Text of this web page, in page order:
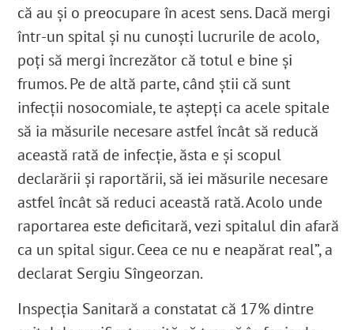
că au și o preocupare în acest sens. Dacă mergi
într-un spital și nu cunoști lucrurile de acolo,
poți să mergi încrezător că totul e bine și
frumos. Pe de altă parte, când știi că sunt
infecții nosocomiale, te aștepți ca acele spitale
să ia măsurile necesare astfel încât să reducă
această rată de infecție, ăsta e și scopul
declarării și raportării, să iei măsurile necesare
astfel încât să reduci această rată. Acolo unde
raportarea este deficitară, vezi spitalul din afară
ca un spital sigur. Ceea ce nu e neapărat real”, a
declarat Sergiu Sîngeorzan.
Inspecția Sanitară a constatat că 17% dintre